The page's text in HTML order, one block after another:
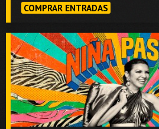
COMPRAR ENTRADAS